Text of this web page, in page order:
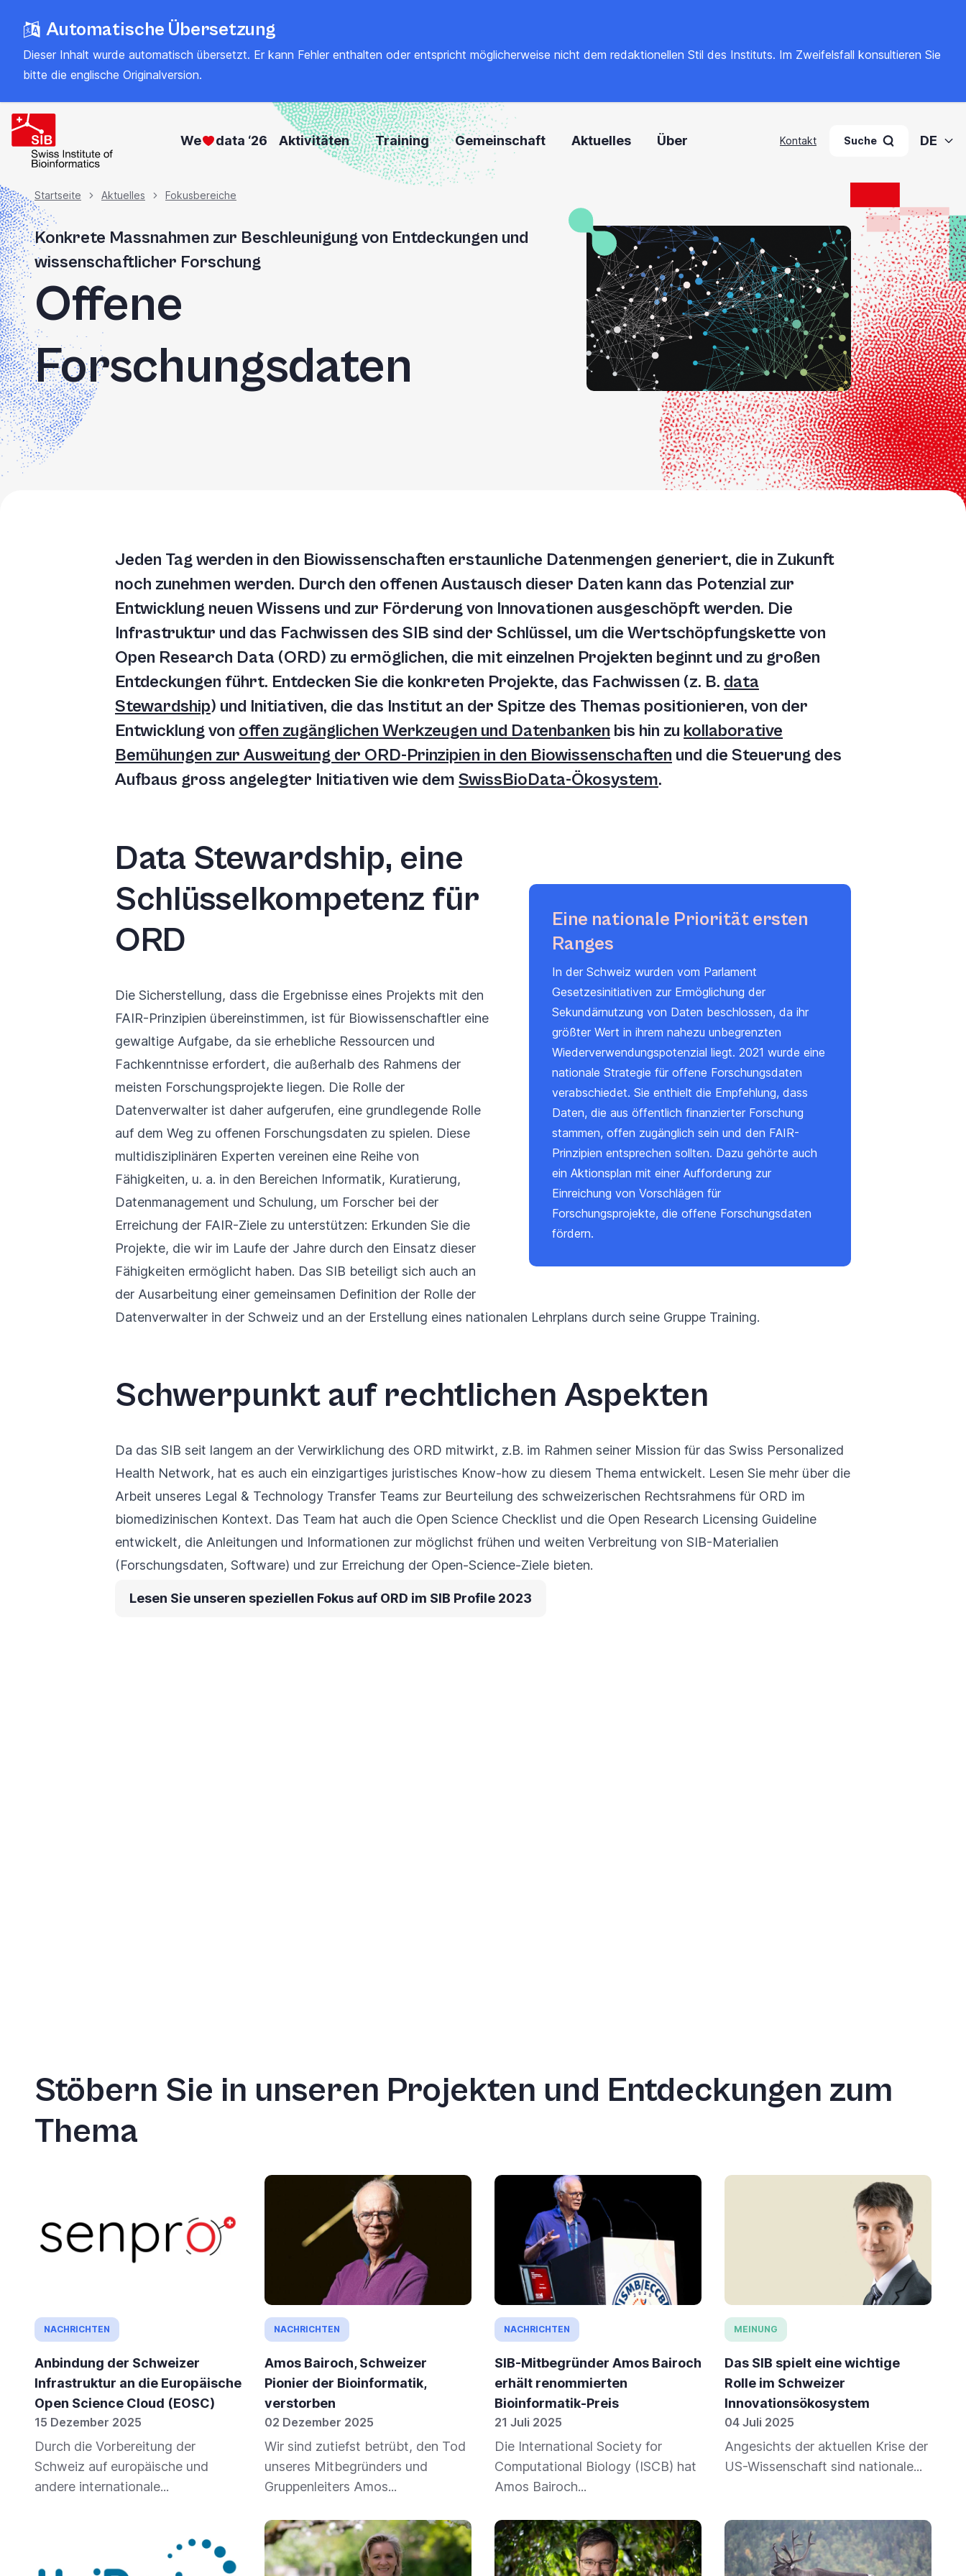
Hauptinhalt
springen
Automatische Übersetzung
Dieser Inhalt wurde automatisch übersetzt. Er kann Fehler enthalten oder entspricht möglicherweise nicht dem redaktionellen Stil des Instituts. Im Zweifelsfall konsultieren Sie
bitte die englische Originalversion.
We data ‘26 Aktivitäten Training Gemeinschaft Aktuelles Über Kontakt Suche DE
Brotkrümel
Startseite Aktuelles Fokusbereiche
Konkrete Massnahmen zur Beschleunigung von Entdeckungen und
wissenschaftlicher Forschung
Offene
Forschungsdaten
Jeden Tag werden in den Biowissenschaften erstaunliche Datenmengen generiert, die in Zukunft
noch zunehmen werden. Durch den offenen Austausch dieser Daten kann das Potenzial zur
Entwicklung neuen Wissens und zur Förderung von Innovationen ausgeschöpft werden. Die
Infrastruktur und das Fachwissen des SIB sind der Schlüssel, um die Wertschöpfungskette von
Open Research Data (ORD) zu ermöglichen, die mit einzelnen Projekten beginnt und zu großen
Entdeckungen führt. Entdecken Sie die konkreten Projekte, das Fachwissen (z. B. data
Stewardship) und Initiativen, die das Institut an der Spitze des Themas positionieren, von der
Entwicklung von offen zugänglichen Werkzeugen und Datenbanken bis hin zu kollaborative
Bemühungen zur Ausweitung der ORD-Prinzipien in den Biowissenschaften und die Steuerung des
Aufbaus gross angelegter Initiativen wie dem SwissBioData-Ökosystem.
Eine nationale Priorität ersten
Ranges
In der Schweiz wurden vom Parlament
Gesetzesinitiativen zur Ermöglichung der
Sekundärnutzung von Daten beschlossen, da ihr
größter Wert in ihrem nahezu unbegrenzten
Wiederverwendungspotenzial liegt. 2021 wurde eine
nationale Strategie für offene Forschungsdaten
verabschiedet. Sie enthielt die Empfehlung, dass
Daten, die aus öffentlich finanzierter Forschung
stammen, offen zugänglich sein und den FAIR-
Prinzipien entsprechen sollten. Dazu gehörte auch
ein Aktionsplan mit einer Aufforderung zur
Einreichung von Vorschlägen für
Forschungsprojekte, die offene Forschungsdaten
fördern.
Data Stewardship, eine
Schlüsselkompetenz für
ORD
Die Sicherstellung, dass die Ergebnisse eines Projekts mit den
FAIR-Prinzipien übereinstimmen, ist für Biowissenschaftler eine
gewaltige Aufgabe, da sie erhebliche Ressourcen und
Fachkenntnisse erfordert, die außerhalb des Rahmens der
meisten Forschungsprojekte liegen. Die Rolle der
Datenverwalter ist daher aufgerufen, eine grundlegende Rolle
auf dem Weg zu offenen Forschungsdaten zu spielen. Diese
multidisziplinären Experten vereinen eine Reihe von
Fähigkeiten, u. a. in den Bereichen Informatik, Kuratierung,
Datenmanagement und Schulung, um Forscher bei der
Erreichung der FAIR-Ziele zu unterstützen: Erkunden Sie die
Projekte, die wir im Laufe der Jahre durch den Einsatz dieser
Fähigkeiten ermöglicht haben. Das SIB beteiligt sich auch an
der Ausarbeitung einer gemeinsamen Definition der Rolle der
Datenverwalter in der Schweiz und an der Erstellung eines nationalen Lehrplans durch seine Gruppe Training.
Schwerpunkt auf rechtlichen Aspekten
Da das SIB seit langem an der Verwirklichung des ORD mitwirkt, z.B. im Rahmen seiner Mission für das Swiss Personalized
Health Network, hat es auch ein einzigartiges juristisches Know-how zu diesem Thema entwickelt. Lesen Sie mehr über die
Arbeit unseres Legal & Technology Transfer Teams zur Beurteilung des schweizerischen Rechtsrahmens für ORD im
biomedizinischen Kontext. Das Team hat auch die Open Science Checklist und die Open Research Licensing Guideline
entwickelt, die Anleitungen und Informationen zur möglichst frühen und weiten Verbreitung von SIB-Materialien
(Forschungsdaten, Software) und zur Erreichung der Open-Science-Ziele bieten.
Lesen Sie unseren speziellen Fokus auf ORD im SIB Profile 2023
Stöbern Sie in unseren Projekten und Entdeckungen zum
Thema
NACHRICHTEN
Anbindung der Schweizer
Infrastruktur an die Europäische
Open Science Cloud (EOSC)
15 Dezember 2025
Durch die Vorbereitung der
Schweiz auf europäische und
andere internationale...
NACHRICHTEN
Amos Bairoch, Schweizer
Pionier der Bioinformatik,
verstorben
02 Dezember 2025
Wir sind zutiefst betrübt, den Tod
unseres Mitbegründers und
Gruppenleiters Amos...
NACHRICHTEN
SIB-Mitbegründer Amos Bairoch
erhält renommierten
Bioinformatik-Preis
21 Juli 2025
Die International Society for
Computational Biology (ISCB) hat
Amos Bairoch...
MEINUNG
Das SIB spielt eine wichtige
Rolle im Schweizer
Innovationsökosystem
04 Juli 2025
Angesichts der aktuellen Krise der
US-Wissenschaft sind nationale...